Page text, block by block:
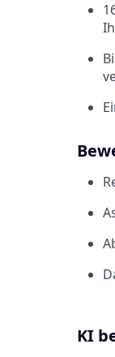
KI